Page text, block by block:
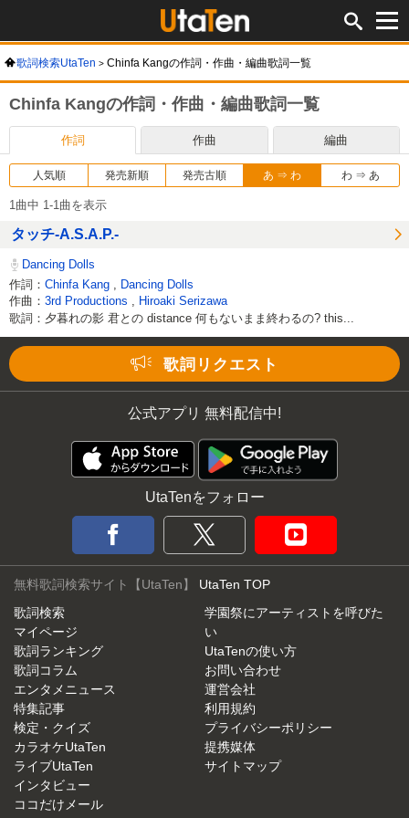
歌詞検索UtaTen Chinfa Kangの作詞・作曲・編曲歌詞一覧
Chinfa Kangの作詞・作曲・編曲歌詞一覧
作詞 作曲 編曲
人気順 発売新順 発売古順 あ ⇒ わ わ ⇒ あ
1曲中 1-1曲を表示
タッチ-A.S.A.P.-
Dancing Dolls
作詞： Chinfa Kang
Dancing Dolls
作曲： 3rd Productions Hiroaki Serizawa
歌詞：夕暮れの影 君との distance 何もないまま終わるの? this...
Unmute /
Loaded:
66.39%
歌詞リクエスト
公式アプリ 無料配信中!
UtaTenをフォロー
無料歌詞検索サイト【UtaTen】 UtaTen TOP
歌詞検索
マイページ
歌詞ランキング
歌詞コラム
エンタメニュース
特集記事
検定・クイズ
カラオケUtaTen
ライブUtaTen
インタビュー
ココだけメール
学園祭にアーティストを呼びた
い
UtaTenの使い方
お問い合わせ
運営会社
利用規約
プライバシーポリシー
提携媒体
サイトマップ